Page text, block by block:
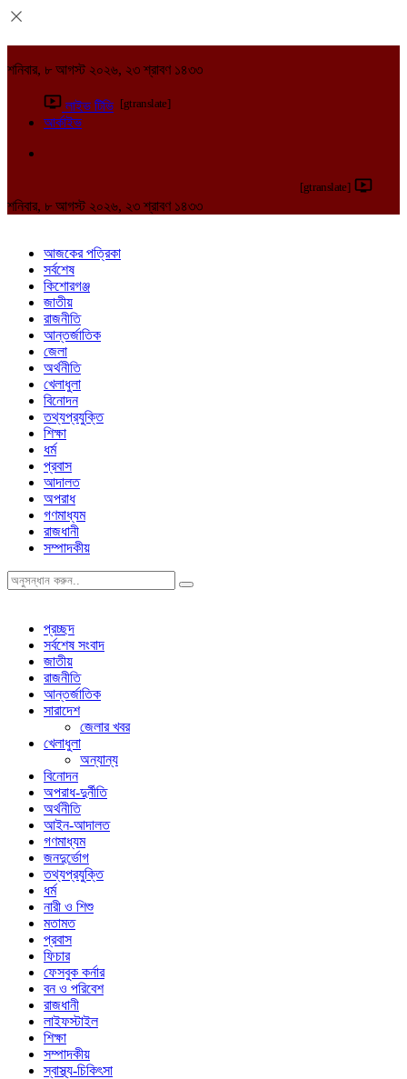
শনিবার, ৮ আগস্ট ২০২৬, ২৩ শ্রাবণ ১৪৩৩
লাইভ টিভি [gtranslate]
আর্কাইভ
[gtranslate]
শনিবার, ৮ আগস্ট ২০২৬, ২৩ শ্রাবণ ১৪৩৩
আজকের পত্রিকা
সর্বশেষ
কিশোরগঞ্জ
জাতীয়
রাজনীতি
আন্তর্জাতিক
জেলা
অর্থনীতি
খেলাধুলা
বিনোদন
তথ্যপ্রযুক্তি
শিক্ষা
ধর্ম
প্রবাস
আদালত
অপরাধ
গণমাধ্যম
রাজধানী
সম্পাদকীয়
প্রচ্ছদ
সর্বশেষ সংবাদ
জাতীয়
রাজনীতি
আন্তর্জাতিক
সারাদেশ
জেলার খবর
খেলাধুলা
অন্যান্য
বিনোদন
অপরাধ-দুর্নীতি
অর্থনীতি
আইন-আদালত
গণমাধ্যম
জনদুর্ভোগ
তথ্যপ্রযুক্তি
ধর্ম
নারী ও শিশু
মতামত
প্রবাস
ফিচার
ফেসবুক কর্নার
বন ও পরিবেশ
রাজধানী
লাইফস্টাইল
শিক্ষা
সম্পাদকীয়
স্বাস্থ্য-চিকিৎসা